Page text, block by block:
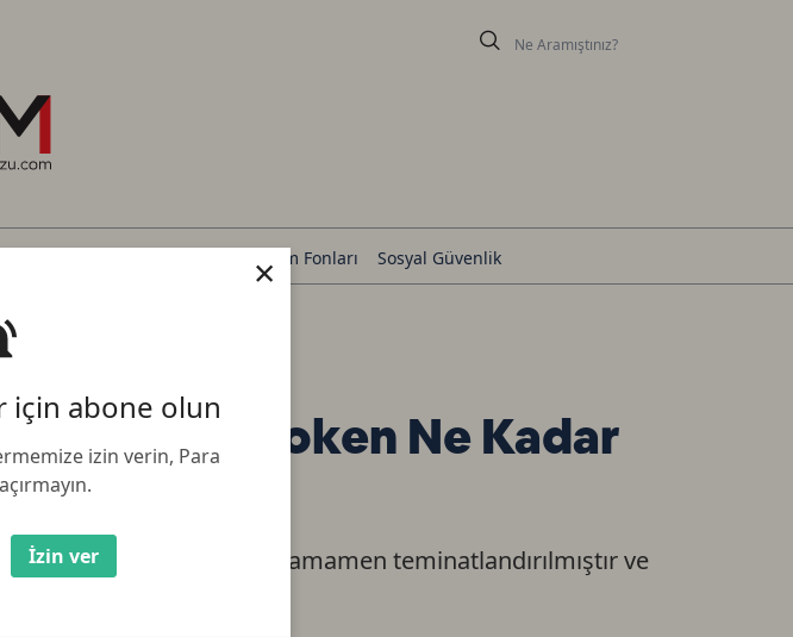
için abone olun
izin verin, Para
İzin ver
×
Yatırım Fonları Sosyal Güvenlik
1 AWG Token Ne Kadar
1 gram fiziksel altın ile tamamen teminatlandırılmıştır ve